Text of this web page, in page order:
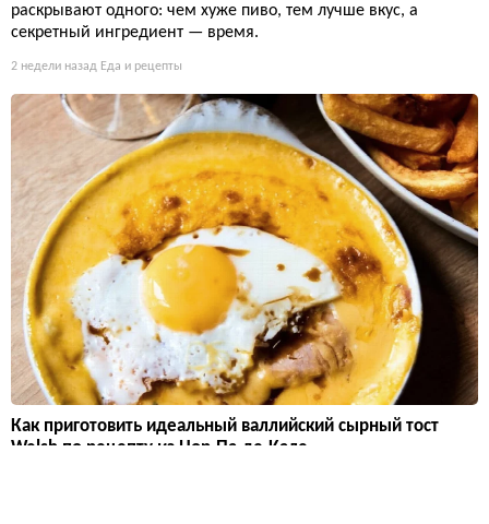
раскрывают одного: чем хуже пиво, тем лучше вкус, а
секретный ингредиент — время.
2 недели назад Еда и рецепты
Как приготовить идеальный валлийский сырный тост
Welsh по рецепту из Нор-Па-де-Кале